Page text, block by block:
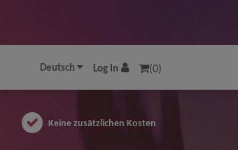
Deutsch Log In (0)
Keine zusätzlichen Kosten